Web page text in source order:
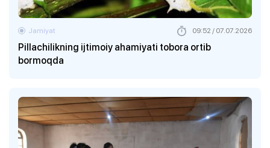
Pillachilikning ijtimoiy ahamiyati tobora ortib
bormoqda
Jamiyat 09:52 / 07.07.2026